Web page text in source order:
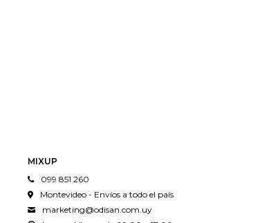
MIXUP
099 851 260
Montevideo - Envíos a todo el país
marketing@odisan.com.uy